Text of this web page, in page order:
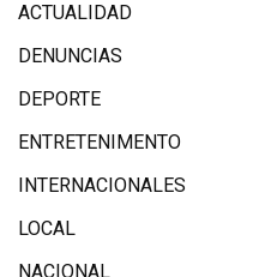
ACTUALIDAD
DENUNCIAS
DEPORTE
ENTRETENIMENTO
INTERNACIONALES
LOCAL
NACIONAL